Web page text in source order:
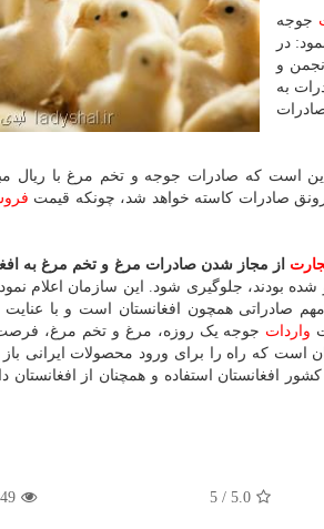
جوجه
در
و
به
است که صادرات جوجه و تخم مرغ با ریال
صادرات کاسته خواهد شد، چونکه قیمت
از مجاز شدن صادرات مرغ و تخم مرغ به
شده بودند، جلوگیری شود. این سازمان اعلام
مهم صادراتی همچون افغانستان است و با
واردات جوجه یک روزه، مرغ و تخم مرغ،
است که راه را برای ورود محصولات ایرانی
افغانستان استفاده و همچنان از افغانستان
5.0
/
5